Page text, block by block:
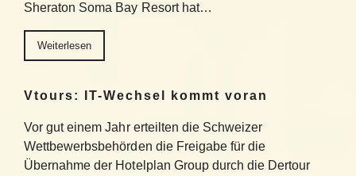
Sheraton Soma Bay Resort hat…
Weiterlesen
Vtours: IT-Wechsel kommt voran
Vor gut einem Jahr erteilten die Schweizer
Wettbewerbsbehörden die Freigabe für die
Übernahme der Hotelplan Group durch die Dertour